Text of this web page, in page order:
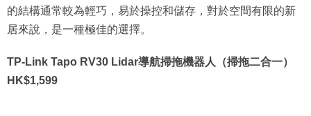
的結構通常較為輕巧，易於操控和儲存，對於空間有限的新
居來說，是一種極佳的選擇。
TP-Link Tapo RV30 Lidar導航掃拖機器人（掃拖二合一）
HK$1,599